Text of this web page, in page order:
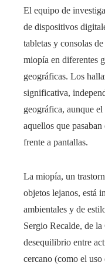
El equipo de
de dispositivos
tabletas y consolas
miopía en diferentes
geográficas. Los
significativa,
geográfica, aunque
aquellos que
frente a pantallas.
La miopía, un
objetos lejanos, está
ambientales y de
Sergio Recalde, de
desequilibrio entre
cercano (como el